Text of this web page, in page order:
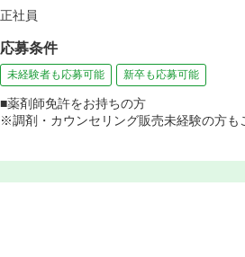
正社員
応募条件
未経験者も応募可能 新卒も応募可能
■薬剤師免許をお持ちの方
※調剤・カウンセリング販売未経験の方も